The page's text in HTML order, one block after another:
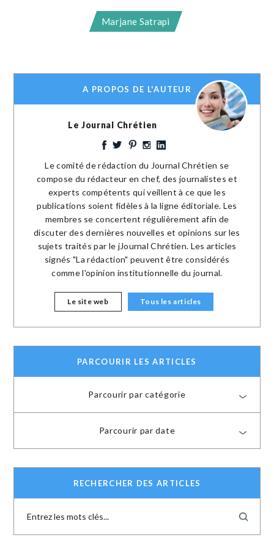
Marjane Satrapi
A PROPOS DE L'AUTEUR
Le Journal Chrétien
Le comité de rédaction du Journal Chrétien se
compose du rédacteur en chef, des journalistes et
experts compétents qui veillent à ce que les
publications soient fidèles à la ligne éditoriale. Les
membres se concertent régulièrement afin de
discuter des dernières nouvelles et opinions sur les
sujets traités par le jJournal Chrétien. Les articles
signés "La rédaction" peuvent être considérés
comme l'opinion institutionnelle du journal.
Le site web Tous les articles
PARCOURIR LES ARTICLES
Parcourir par catégorie
Parcourir par date
RECHERCHER DES ARTICLES